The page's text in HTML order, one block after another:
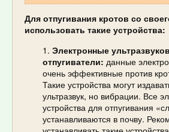
Для отпугивания кротов со
использовать такие устройства:
Электронные
отпугиватели: данные
очень эффективные против
Такие устройства могут
ультразвук, но вибрации. Все
устройства для отпугивания
устанавливаются в почву.